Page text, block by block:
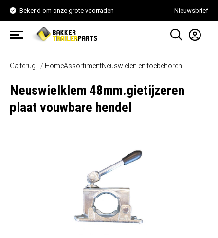
Bekend om onze grote voorraden Nieuwsbrief
Ga terug HomeAssortimentNeuswielen en toebehoren
Neuswielklem 48mm.gietijzeren
plaat vouwbare hendel